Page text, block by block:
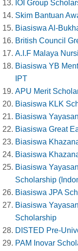
IOI Group
Skim Bantuan
Biasiswa Al-
British Council
A.I.F Malaya
Biasiswa YB
IPT
APU Merit
Biasiswa KLK
Biasiswa
Biasiswa Great
Biasiswa
Biasiswa
Biasiswa
Scholarship
Biasiswa JPA
Biasiswa
Scholarship
DISTED Pre-
PAM Inovar